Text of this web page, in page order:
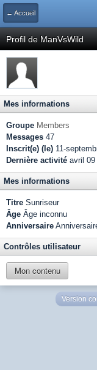
← Accueil
Profil de ManVsWild
Mes informations
Groupe Members
Messages 47
Inscrit(e) (le) 11-
Dernière activité avril 09
Mes informations
Titre Sunriseur
Âge Âge inconnu
Anniversaire
Contrôles utilisateur
Mon contenu
Version